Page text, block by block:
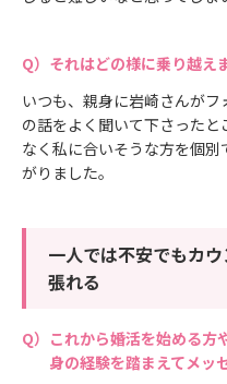
それはどの様に乗り越え
いつも、親身に岩崎さんが
の話をよく聞いて下さった
なく私に合いそうな方を個
がりました。
一人では不安でもカ
張れる
これから婚活を始める方
身の経験を踏まえてメッ